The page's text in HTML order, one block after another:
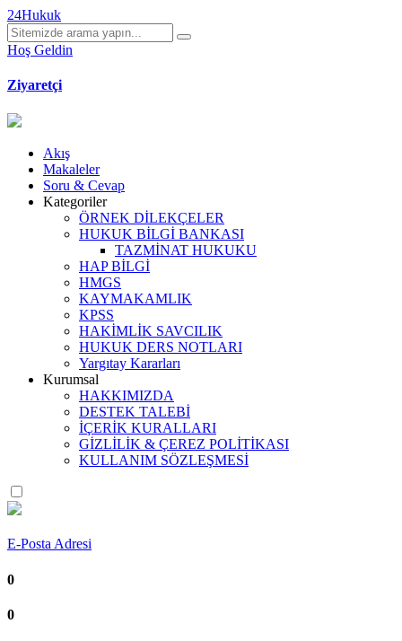
24Hukuk
Hoş Geldin
Ziyaretçi
Akış
Makaleler
Soru & Cevap
Kategoriler
ÖRNEK DİLEKÇELER
HUKUK BİLGİ BANKASI
TAZMİNAT HUKUKU
HAP BİLGİ
HMGS
KAYMAKAMLIK
KPSS
HAKİMLİK SAVCILIK
HUKUK DERS NOTLARI
Yargıtay Kararları
Kurumsal
HAKKIMIZDA
DESTEK TALEBİ
İÇERİK KURALLARI
GİZLİLİK & ÇEREZ POLİTİKASI
KULLANIM SÖZLEŞMESİ
E-Posta Adresi
0
0